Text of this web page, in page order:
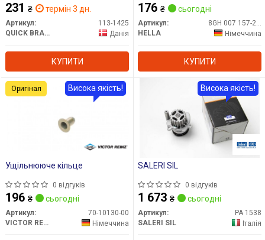
231 ₴ термін 3 дн.
Артикул:
113-1425
QUICK BRAKE
Данія
КУПИТИ
176 ₴ сьогодні
Артикул:
8GH 007 157-201
HELLA
Німеччина
КУПИТИ
Ущільнююче кільце
0 відгуків
196 ₴ сьогодні
Артикул:
70-10130-00
VICTOR REINZ
Німеччина
Висока якість!
Оригінал
SALERI SIL
0 відгуків
1 673 ₴ сьогодні
Артикул:
PA 1538
SALERI SIL
Італія
Висока якість!